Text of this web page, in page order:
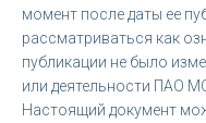
момент после даты ее
рассматриваться как
публикации не было
или деятельности
Настоящий документ